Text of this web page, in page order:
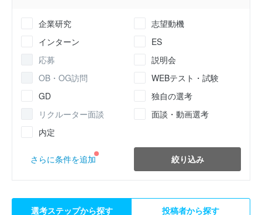
企業研究
志望動機
インターン
ES
応募
説明会
OB・OG訪問
WEBテスト・試験
GD
独自の選考
リクルーター面談
面談・動画選考
内定
さらに条件を追加 絞り込み
選考ステップから探す 投稿者から探す